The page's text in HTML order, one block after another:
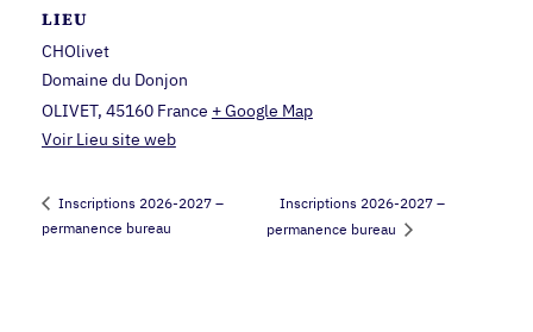
LIEU
CHOlivet
Domaine du Donjon
OLIVET, 45160 France + Google Map
Voir Lieu site web
Inscriptions 2026-2027 –
permanence bureau
Inscriptions 2026-2027 –
permanence bureau